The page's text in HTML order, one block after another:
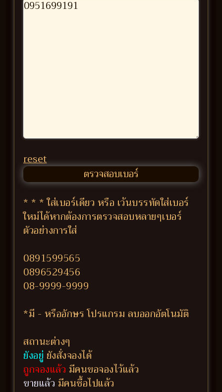
reset
* * * ใส่เบอร์เดียว หรือ เว้นบรรทัดใส่เบอร์
ใหม่ได้หากต้องการตรวจสอบหลายๆเบอร์
ตัวอย่างการใส่
0891599565
0896529456
08-9999-9999
*มี - หรืออักษร โปรแกรม ลบออกอัตโนมัติ
สถานะต่างๆ
ยังอยู่ ยังสั่งจองได้
ถูกจองแล้ว มีคนขอจองไว้แล้ว
ขายแล้ว มีคนซื้อไปแล้ว